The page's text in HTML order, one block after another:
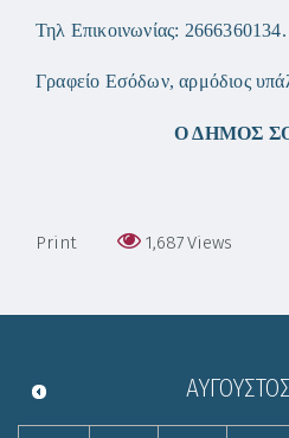
Τηλ Επικοινωνίας:
Γραφείο Εσόδων, αρμόδιος
Ο ΔΗΜΟΣ
Print 1,687Views
ΑΎΓΟΥΣΤΟΣ